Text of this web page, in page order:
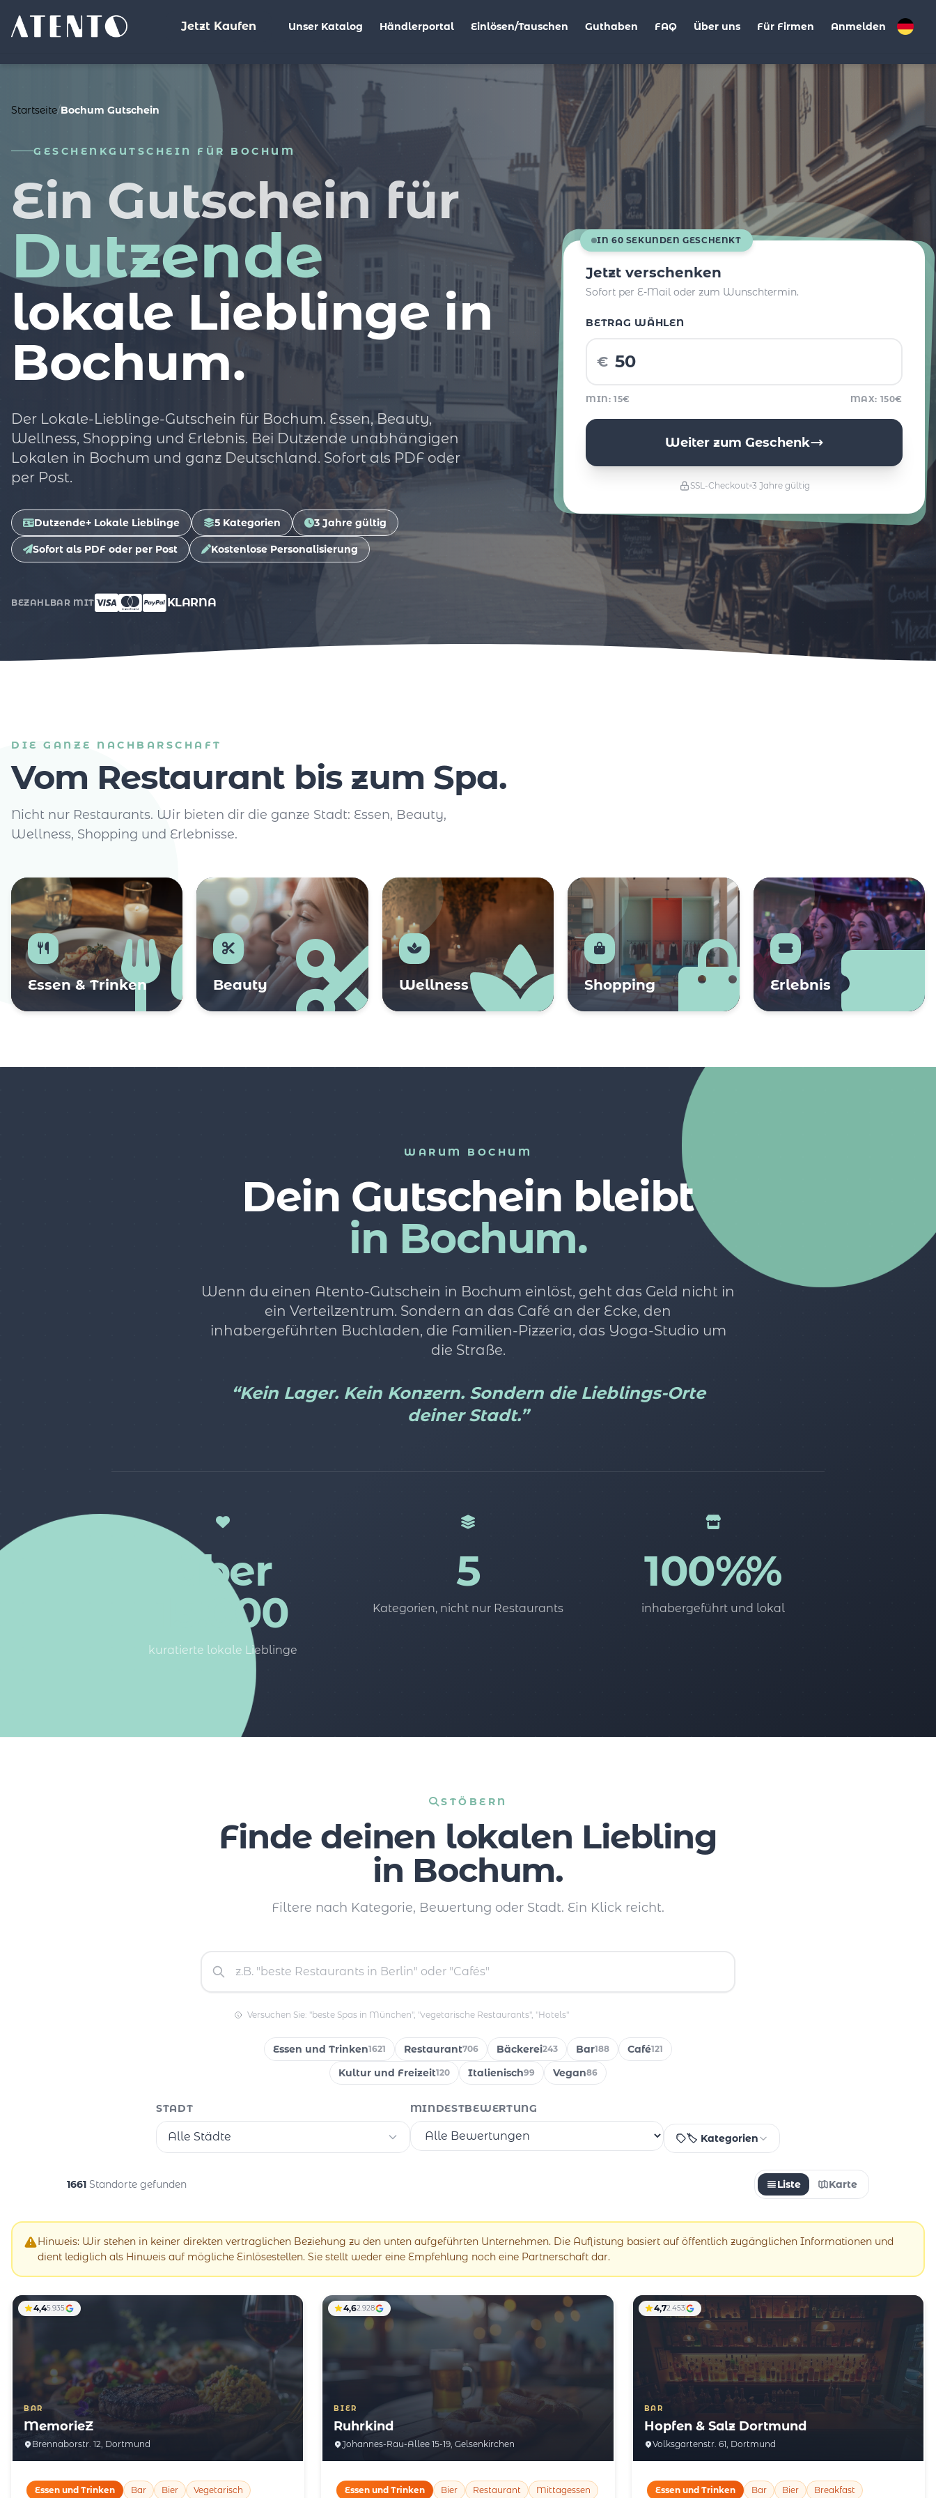
Jetzt Kaufen Unser Katalog Händlerportal Einlösen/Tauschen Guthaben FAQ Über uns Für Firmen Anmelden
Startseite/Bochum Gutschein
GESCHENKGUTSCHEIN FÜR BOCHUM
Ein Gutschein für
Dutzende
lokale Lieblinge in
Bochum.
Der Lokale-Lieblinge-Gutschein für Bochum. Essen, Beauty,
Wellness, Shopping und Erlebnis. Bei Dutzende unabhängigen
Lokalen in Bochum und ganz Deutschland. Sofort als PDF oder
per Post.
Dutzende+ Lokale Lieblinge 5 Kategorien 3 Jahre gültig
Sofort als PDF oder per Post Kostenlose Personalisierung
BEZAHLBAR MIT KLARNA
IN 60 SEKUNDEN GESCHENKT
Jetzt verschenken
Sofort per E-Mail oder zum Wunschtermin.
BETRAG WÄHLEN
€
MIN: 15€ MAX: 150€
Weiter zum Geschenk
SSL-Checkout 3 Jahre gültig
DIE GANZE NACHBARSCHAFT
Vom Restaurant bis zum Spa.
Nicht nur Restaurants. Wir bieten dir die ganze Stadt: Essen, Beauty,
Wellness, Shopping und Erlebnisse.
Essen & Trinken Beauty Wellness Shopping Erlebnis
WARUM BOCHUM
Dein Gutschein bleibt
in Bochum.
Wenn du einen Atento-Gutschein in Bochum einlöst, geht das Geld nicht in
ein Verteilzentrum. Sondern an das Café an der Ecke, den
inhabergeführten Buchladen, die Familien-Pizzeria, das Yoga-Studio um
die Straße.
“Kein Lager. Kein Konzern. Sondern die Lieblings-Orte
deiner Stadt.”
über
15.000
kuratierte lokale Lieblinge
5
Kategorien, nicht nur Restaurants
100%%
inhabergeführt und lokal
STÖBERN
Finde deinen lokalen Liebling
in Bochum.
Filtere nach Kategorie, Bewertung oder Stadt. Ein Klick reicht.
Versuchen Sie: "beste Spas in München", "vegetarische Restaurants", "Hotels"
Essen und Trinken1621 Restaurant706 Bäckerei243 Bar188 Café121
Kultur und Freizeit120 Italienisch99 Vegan86
STADT
Alle Städte
MINDESTBEWERTUNG
🏷️ Kategorien
1661 Standorte gefunden Liste Karte
Hinweis: Wir stehen in keiner direkten vertraglichen Beziehung zu den unten aufgeführten Unternehmen. Die Auflistung basiert auf öffentlich zugänglichen Informationen und
dient lediglich als Hinweis auf mögliche Einlösestellen. Sie stellt weder eine Empfehlung noch eine Partnerschaft dar.
BAR
MemorieZ
Brennaborstr. 12, Dortmund
4,45.935
Essen und Trinken Bar Bier Vegetarisch
BIER
Ruhrkind
Johannes-Rau-Allee 15-19, Gelsenkirchen
4,62.928
Essen und Trinken Bier Restaurant Mittagessen
BAR
Hopfen & Salz Dortmund
Volksgartenstr. 61, Dortmund
4,72.453
Essen und Trinken Bar Bier Breakfast